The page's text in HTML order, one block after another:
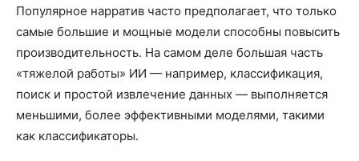
Популярное нарратив часто предполагает, что только
самые большие и мощные модели способны повысить
производительность. На самом деле большая часть
«тяжелой работы» ИИ — например, классификация,
поиск и простой извлечение данных — выполняется
меньшими, более эффективными моделями, такими
как классификаторы.